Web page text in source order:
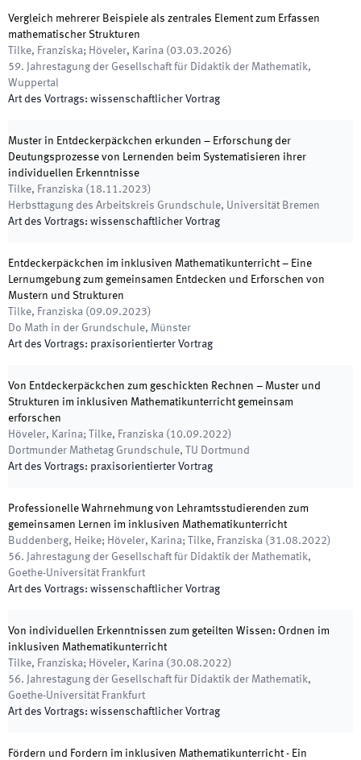
Vergleich mehrerer Beispiele als zentrales Element zum Erfassen
mathematischer Strukturen
Tilke, Franziska; Höveler, Karina (03.03.2026)
59. Jahrestagung der Gesellschaft für Didaktik der Mathematik,
Wuppertal
Art des Vortrags: wissenschaftlicher Vortrag
Muster in Entdeckerpäckchen erkunden – Erforschung der
Deutungsprozesse von Lernenden beim Systematisieren ihrer
individuellen Erkenntnisse
Tilke, Franziska ( 18.11.2023)
Herbsttagung des Arbeitskreis Grundschule, Universität Bremen
Art des Vortrags: wissenschaftlicher Vortrag
Entdeckerpäckchen im inklusiven Mathematikunterricht – Eine
Lernumgebung zum gemeinsamen Entdecken und Erforschen von
Mustern und Strukturen
Tilke, Franziska (09.09.2023)
Do Math in der Grundschule, Münster
Art des Vortrags: praxisorientierter Vortrag
Von Entdeckerpäckchen zum geschickten Rechnen – Muster und
Strukturen im inklusiven Mathematikunterricht gemeinsam
erforschen
Höveler, Karina; Tilke, Franziska ( 10.09.2022)
Dortmunder Mathetag Grundschule,
TU Dortmund
Art des Vortrags: praxisorientierter Vortrag
Professionelle Wahrnehmung von Lehramtsstudierenden zum
gemeinsamen Lernen im inklusiven Mathematikunterricht
Buddenberg, Heike; Höveler, Karina; Tilke, Franziska ( 31.08.2022)
56. Jahrestagung der Gesellschaft für Didaktik der Mathematik,
Goethe-Universität Frankfurt
Art des Vortrags: wissenschaftlicher Vortrag
Von individuellen Erkenntnissen zum geteilten Wissen: Ordnen im
inklusiven Mathematikunterricht
Tilke, Franziska; Höveler, Karina ( 30.08.2022)
56. Jahrestagung der Gesellschaft für Didaktik der Mathematik,
Goethe-Universität Frankfurt
Art des Vortrags: wissenschaftlicher Vortrag
Fördern und Fordern im inklusiven Mathematikunterricht - Ein